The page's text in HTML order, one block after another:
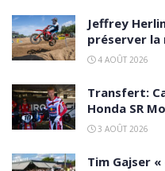
Jeffrey
préserver la
4 AOÛT 2026
Transfert:
Honda SR
3 AOÛT 2026
Tim Gajser